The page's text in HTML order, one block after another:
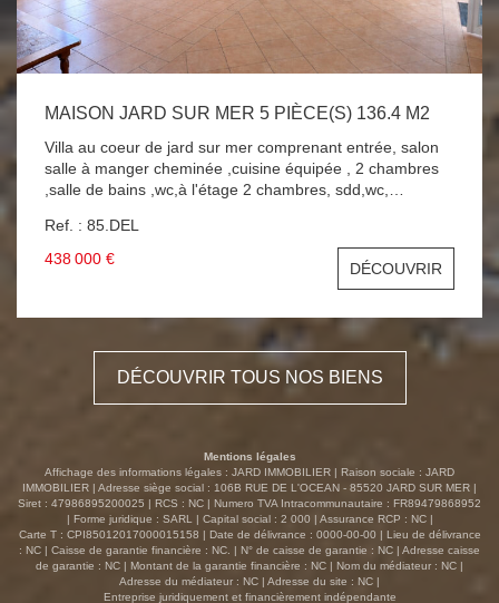
MAISON JARD SUR MER 5 PIÈCE(S) 136.4 M2
Villa au coeur de jard sur mer comprenant entrée, salon
salle à manger cheminée ,cuisine équipée , 2 chambres
,salle de bains ,wc,à l'étage 2 chambres, sdd,wc,
calme . A SAISIR VILLA AU CENTRE JARD SUR MER !!!
Ref. : 85.DEL
438 000 €
DÉCOUVRIR
DÉCOUVRIR TOUS NOS BIENS
Mentions légales
Affichage des informations légales : JARD IMMOBILIER | Raison sociale : JARD
IMMOBILIER | Adresse siège social : 106B RUE DE L'OCEAN - 85520 JARD SUR MER |
Siret : 47986895200025 | RCS : NC | Numero TVA Intracommunautaire : FR89479868952
| Forme juridique : SARL | Capital social : 2 000 | Assurance RCP : NC |
Carte T : CPI85012017000015158 | Date de délivrance : 0000-00-00 | Lieu de délivrance
: NC | Caisse de garantie financière : NC. | N° de caisse de garantie : NC | Adresse caisse
de garantie : NC | Montant de la garantie financière : NC | Nom du médiateur : NC |
Adresse du médiateur : NC | Adresse du site : NC |
Entreprise juridiquement et financièrement indépendante